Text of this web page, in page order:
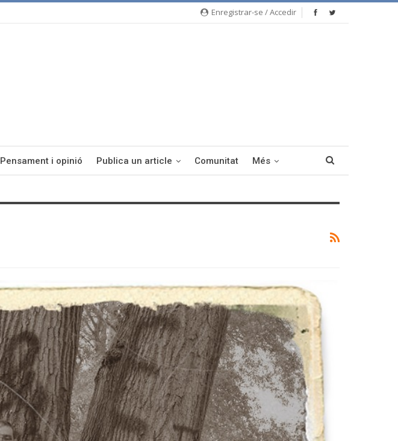
Enregistrar-se / Accedir
Pensament i opinió Publica un article Comunitat Més